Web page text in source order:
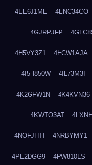
4EE6J1ME 4ENC34CO
4GJRPJFP
4H5VY3Z1 4HCW1AJA
4I5H850W 4IL73M3I
4K2GFW1N 4K4KVN36
4KWTO3AT
4NOFJHTI 4NRBYMY1
4PE2DGG9 4PW810LS